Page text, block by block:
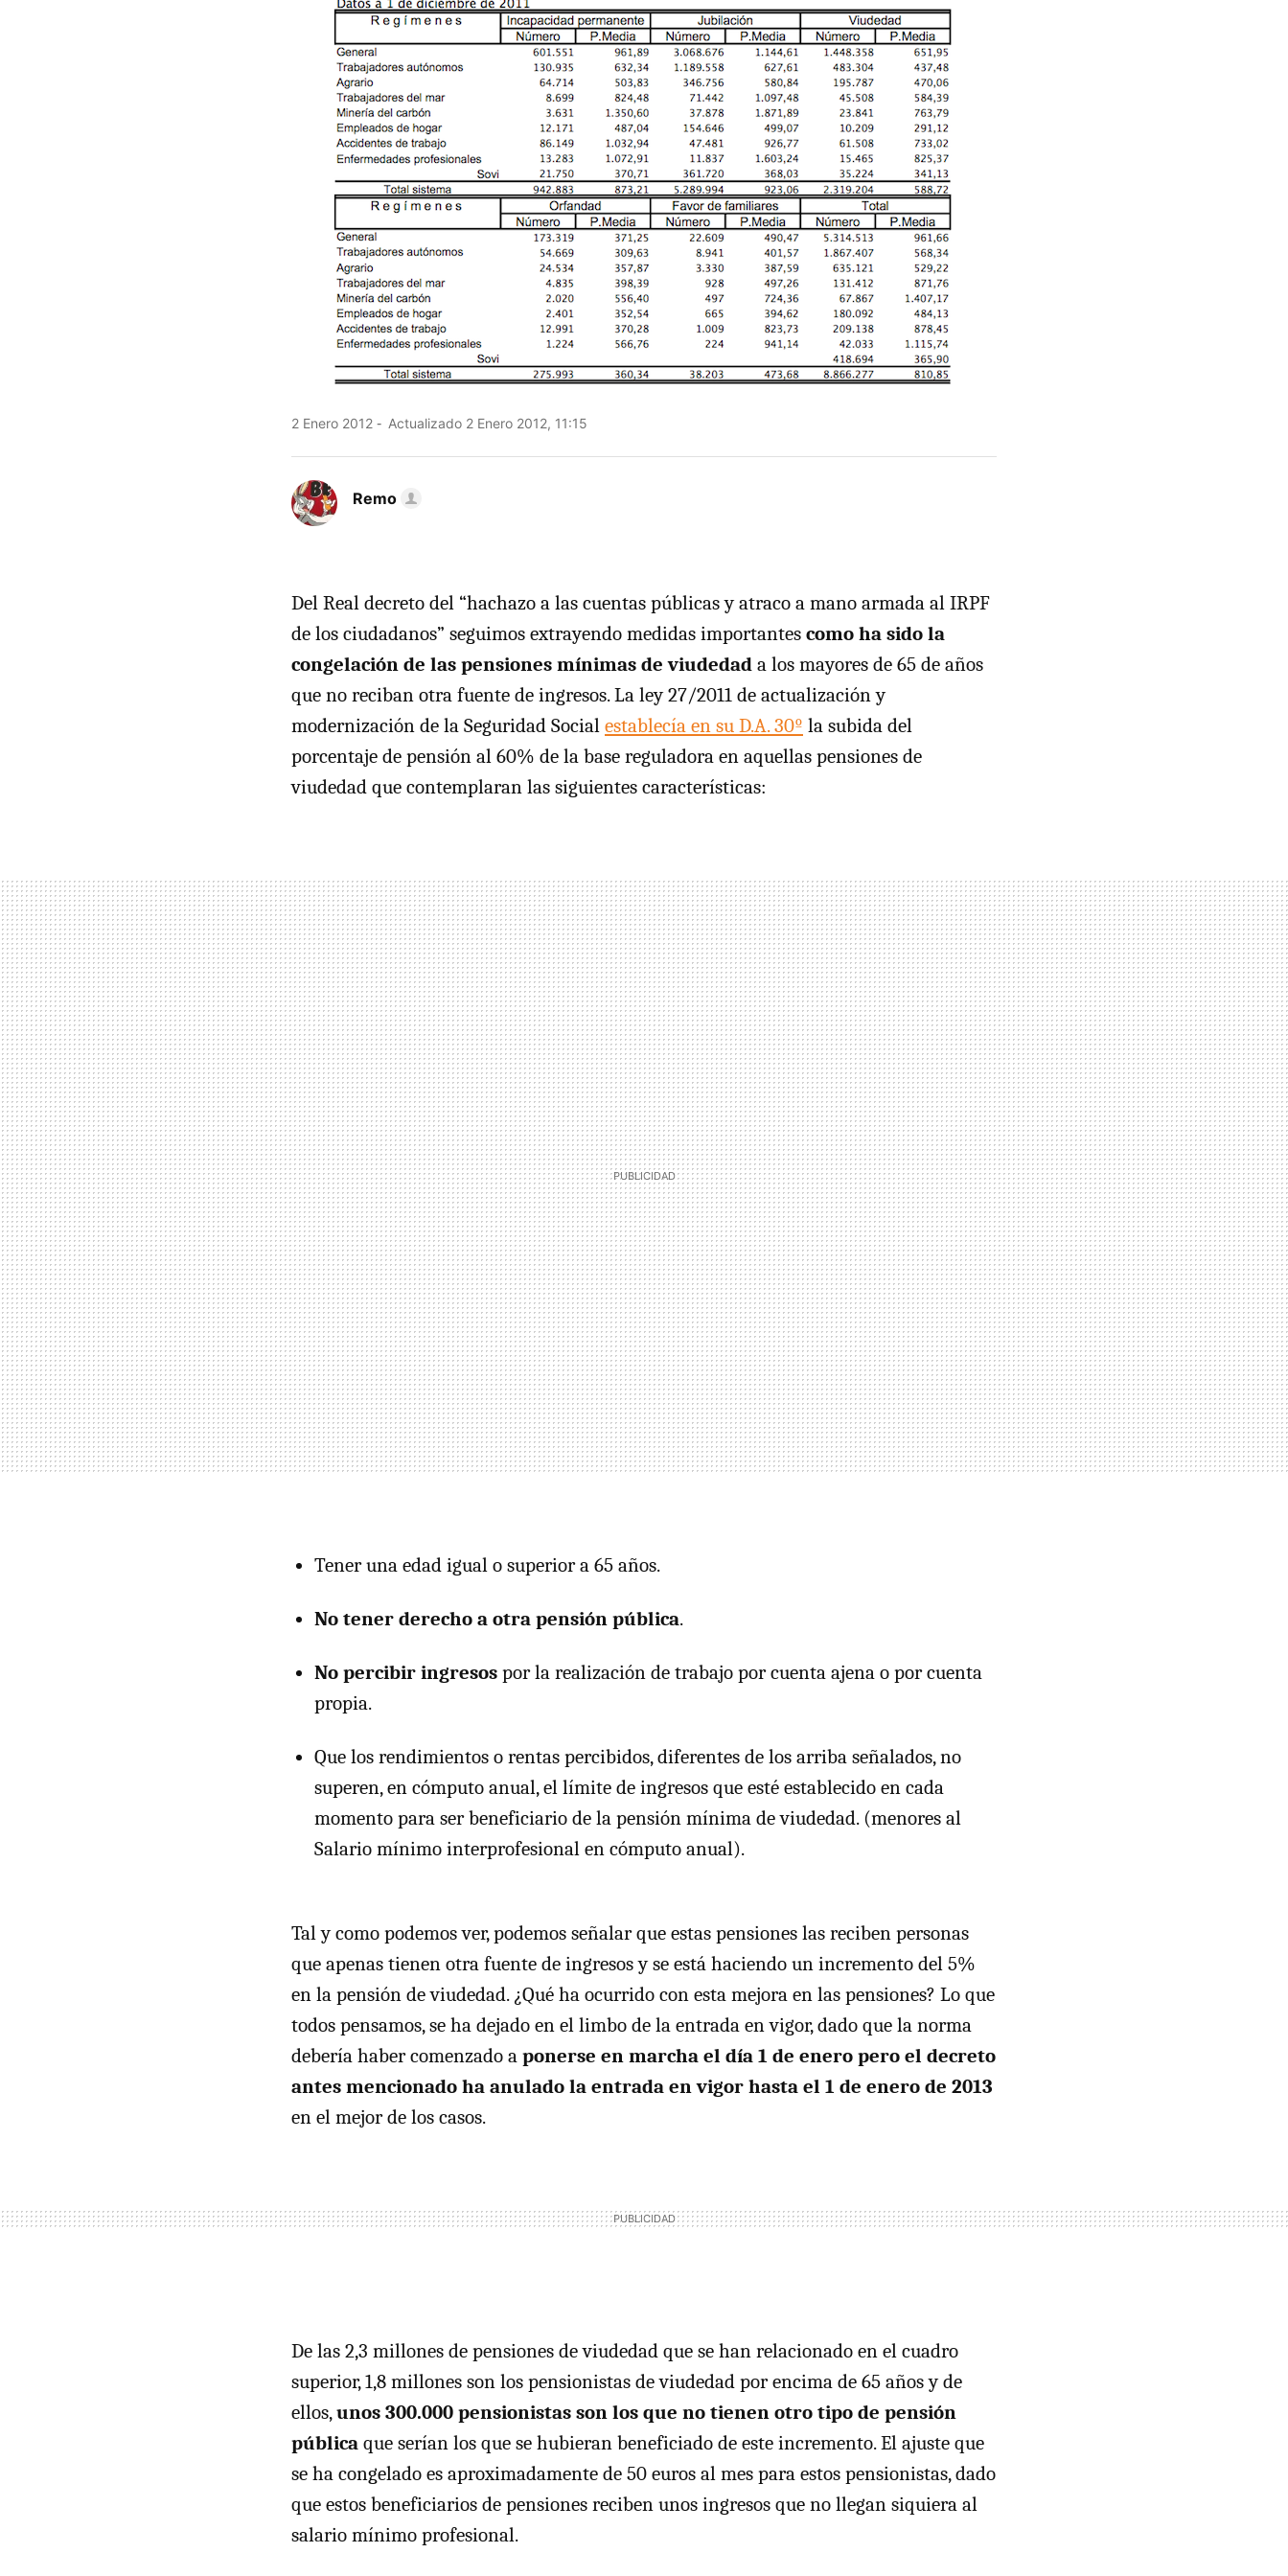
2 Enero 2012 Actualizado 2 Enero 2012, 11:15
Remo
Del Real decreto del “hachazo a las cuentas públicas y atraco a mano armada al IRPF
de los ciudadanos” seguimos extrayendo medidas importantes como ha sido la
congelación de las pensiones mínimas de viudedad a los mayores de 65 de años
que no reciban otra fuente de ingresos. La ley 27/2011 de actualización y
modernización de la Seguridad Social establecía en su D.A. 30º la subida del
porcentaje de pensión al 60% de la base reguladora en aquellas pensiones de
viudedad que contemplaran las siguientes características:
Tener una edad igual o superior a 65 años.
No tener derecho a otra pensión pública.
No percibir ingresos por la realización de trabajo por cuenta ajena o por cuenta
propia.
Que los rendimientos o rentas percibidos, diferentes de los arriba señalados, no
superen, en cómputo anual, el límite de ingresos que esté establecido en cada
momento para ser beneficiario de la pensión mínima de viudedad. (menores al
Salario mínimo interprofesional en cómputo anual).
Tal y como podemos ver, podemos señalar que estas pensiones las reciben personas
que apenas tienen otra fuente de ingresos y se está haciendo un incremento del 5%
en la pensión de viudedad. ¿Qué ha ocurrido con esta mejora en las pensiones? Lo que
todos pensamos, se ha dejado en el limbo de la entrada en vigor, dado que la norma
debería haber comenzado a ponerse en marcha el día 1 de enero pero el decreto
antes mencionado ha anulado la entrada en vigor hasta el 1 de enero de 2013
en el mejor de los casos.
De las 2,3 millones de pensiones de viudedad que se han relacionado en el cuadro
superior, 1,8 millones son los pensionistas de viudedad por encima de 65 años y de
ellos,unos 300.000 pensionistas son los que no tienen otro tipo de pensión
pública que serían los que se hubieran beneficiado de este incremento. El ajuste que
se ha congelado es aproximadamente de 50 euros al mes para estos pensionistas, dado
que estos beneficiarios de pensiones reciben unos ingresos que no llegan siquiera al
salario mínimo profesional.